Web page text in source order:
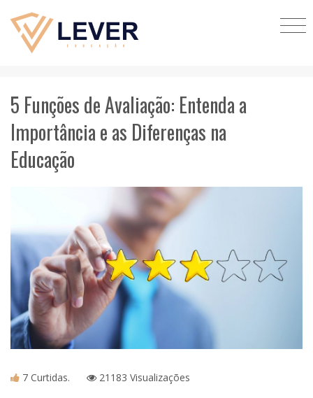
5 Funções de Avaliação: Entenda a
Importância e as Diferenças na
Educação
7 Curtidas. 21183 Visualizações